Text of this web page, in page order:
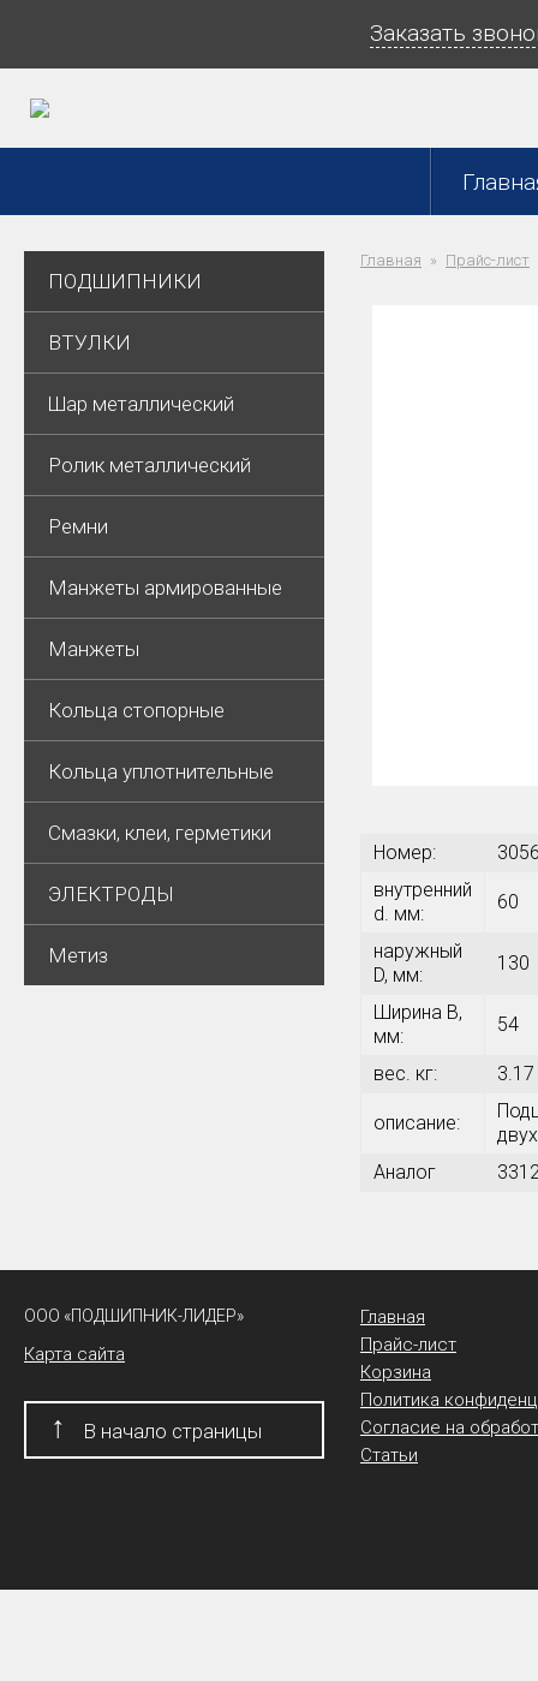
Заказать
ПОДШИПНИКИ
ВТУЛКИ
Шар металлический
Ролик металлический
Ремни
Манжеты армированные
Манжеты
Кольца стопорные
Кольца уплотнительные
Смазки, клеи, герметики
ЭЛЕКТРОДЫ
Метиз
Главная Прайс-лист
Номер:
внутренний
d. мм:
60
наружный
D, мм:
130
Ширина В,
мм:
54
вес. кг: 3.17
описание:
Аналог
ООО «ПОДШИПНИК-ЛИДЕР»
Карта сайта
↑ В начало страницы
Главная
Прайс-лист
Корзина
Политика
Согласие на
Статьи